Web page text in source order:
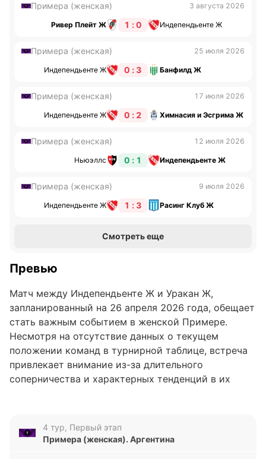
Примера (женская) 3 августа 2026
Ривер Плейт Ж 1 : 0 Индепендьенте Ж
Примера (женская) 25 июля 2026
Индепендьенте Ж 0 : 3 Банфилд Ж
Примера (женская) 17 июля 2026
Индепендьенте Ж 0 : 2 Химнасия и Эсгрима Ж
Примера (женская) 12 июля 2026
Ньюэллс 0 : 1 Индепендьенте Ж
Примера (женская) 9 июля 2026
Индепендьенте Ж 1 : 3 Расинг Клуб Ж
Смотреть еще
Превью
Матч между Индепендьенте Ж и Уракан Ж,
запланированный на 26 апреля 2026 года, обещает
стать важным событием в женской Примере.
Несмотря на отсутствие данных о текущем
положении команд в турнирной таблице, встреча
привлекает внимание из-за длительного
соперничества и характерных тенденций в их
серии в этом сезоне.
4 тур, Первый этап
Примера (женская). Аргентина